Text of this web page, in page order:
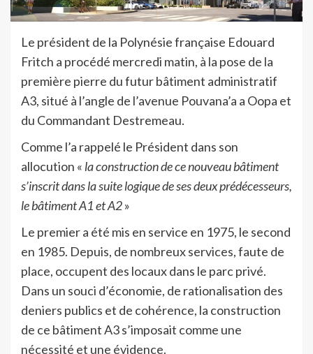
Le président de la Polynésie française Edouard
Fritch a procédé mercredi matin, à la pose de la
première pierre du futur bâtiment administratif
A3, situé à l’angle de l’avenue Pouvana’a a Oopa et
du Commandant Destremeau.
Comme l’a rappelé le Président dans son
allocution « la construction de ce nouveau bâtiment
s’inscrit dans la suite logique de ses deux prédécesseurs,
le bâtiment A1 et A2»
Le premier a été mis en service en 1975, le second
en 1985. Depuis, de nombreux services, faute de
place, occupent des locaux dans le parc privé.
Dans un souci d’économie, de rationalisation des
deniers publics et de cohérence, la construction
de ce bâtiment A3 s’imposait comme une
nécessité et une évidence.